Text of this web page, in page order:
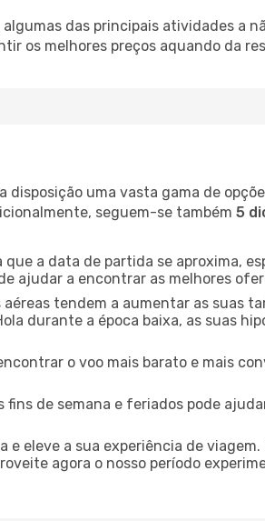
das principais atividades a
os melhores preços aquando da
disposição uma vasta gama de
seguem-se também 5
a data de partida se aproxima,
ajudar a encontrar as melhores
tendem a aumentar as suas
durante a época baixa, as suas
o voo mais barato e mais
fins de semana e feriados pode
eleve a sua experiência de viagem.
agora o nosso período